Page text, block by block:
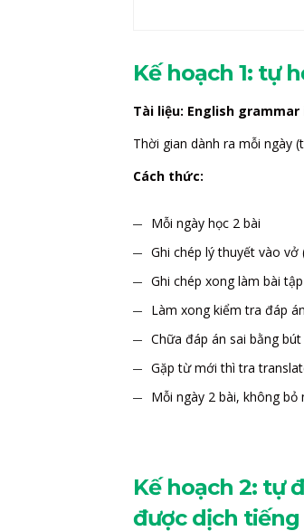
Kế hoạch 1: tự
Tài liệu: English
Thời gian dành ra mỗi ngày
Cách thức:
Mỗi ngày học 2 bài
Ghi chép lý thuyết vào
Ghi chép xong làm bài
Làm xong kiểm tra đáp
Chữa đáp án sai bằng
Gặp từ mới thì tra
Mỗi ngày 2 bài, không
Kế hoạch 2: tự
được dịch tiếng